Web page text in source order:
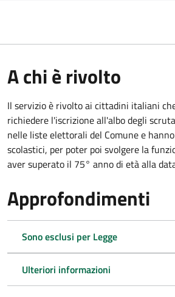
A chi è rivolto
Il servizio è rivolto ai cittadini italiani
richiedere l'iscrizione all'albo degli
nelle liste elettorali del Comune e
scolastici, per poter poi svolgere la
aver superato il 75° anno di età alla
Approfondimenti
Sono esclusi per Legge
Ulteriori informazioni